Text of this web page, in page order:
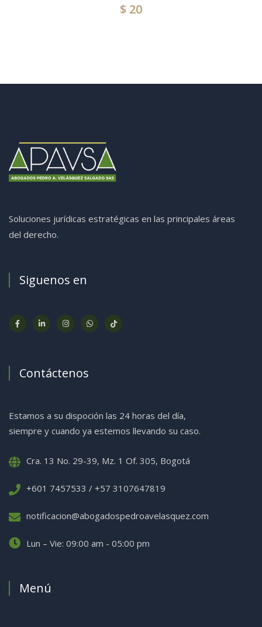
$ 20
Soluciones jurídicas estratégicas en las principales áreas
del derecho.
Siguenos en
Contáctenos
Estamos a su dispoción las 24 horas del día,
siempre y cuando ya estemos llevando su caso.
Cra. 13 No. 29-39, Mz. 1 Of. 305, Bogotá
+601 7457533 / +57 3107647819
notificacion@abogadospedroavelasquez.com
Lun – Vie: 09:00 am - 05:00 pm
Menú